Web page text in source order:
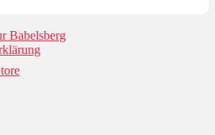
Babelsberg